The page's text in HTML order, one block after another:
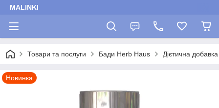
MALINKI
Товари та послуги Бади Herb Haus Дієтична
Новинка